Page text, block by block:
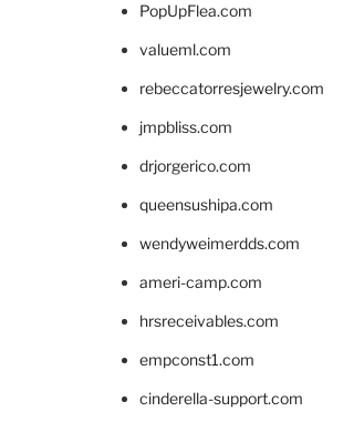
PopUpFlea.com
valueml.com
rebeccatorresjewelry.com
jmpbliss.com
drjorgerico.com
queensushipa.com
wendyweimerdds.com
ameri-camp.com
hrsreceivables.com
empconst1.com
cinderella-support.com